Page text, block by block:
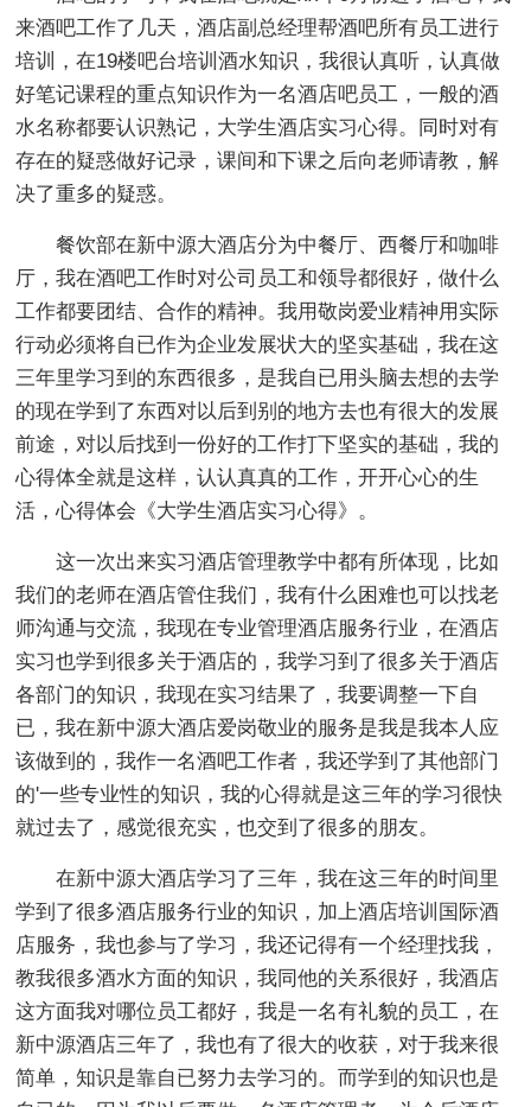
来酒吧工作了几天，酒店副总经理帮酒吧所有员工进行
培训，在19楼吧台培训酒水知识，我很认真听，认真做
好笔记课程的重点知识作为一名酒店吧员工，一般的酒
水名称都要认识熟记，大学生酒店实习心得。同时对有
存在的疑惑做好记录，课间和下课之后向老师请教，解
决了重多的疑惑。
餐饮部在新中源大酒店分为中餐厅、西餐厅和咖啡
厅，我在酒吧工作时对公司员工和领导都很好，做什么
工作都要团结、合作的精神。我用敬岗爱业精神用实际
行动必须将自已作为企业发展状大的坚实基础，我在这
三年里学习到的东西很多，是我自已用头脑去想的去学
的现在学到了东西对以后到别的地方去也有很大的发展
前途，对以后找到一份好的工作打下坚实的基础，我的
心得体全就是这样，认认真真的工作，开开心心的生
活，心得体会《大学生酒店实习心得》。
这一次出来实习酒店管理教学中都有所体现，比如
我们的老师在酒店管住我们，我有什么困难也可以找老
师沟通与交流，我现在专业管理酒店服务行业，在酒店
实习也学到很多关于酒店的，我学习到了很多关于酒店
各部门的知识，我现在实习结果了，我要调整一下自
已，我在新中源大酒店爱岗敬业的服务是我是我本人应
该做到的，我作一名酒吧工作者，我还学到了其他部门
的'一些专业性的知识，我的心得就是这三年的学习很快
就过去了，感觉很充实，也交到了很多的朋友。
在新中源大酒店学习了三年，我在这三年的时间里
学到了很多酒店服务行业的知识，加上酒店培训国际酒
店服务，我也参与了学习，我还记得有一个经理找我，
教我很多酒水方面的知识，我同他的关系很好，我酒店
这方面我对哪位员工都好，我是一名有礼貌的员工，在
新中源酒店三年了，我也有了很大的收获，对于我来很
简单，知识是靠自已努力去学习的。而学到的知识也是